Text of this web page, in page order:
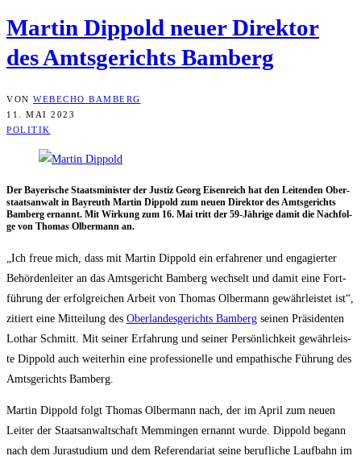
Mar­tin Dip­pold neu­er Direk­tor
des Amts­ge­richts Bamberg
VON WEBECHO BAMBERG
11. MAI 2023
POLITIK
Der Baye­ri­sche Staats­mi­nis­ter der Jus­tiz Georg Eisen­reich hat den Lei­ten­den Ober­
staats­an­walt in Bay­reuth Mar­tin Dip­pold zum neu­en Direk­tor des Amts­ge­richts
Bam­berg ernannt. Mit Wir­kung zum 16. Mai tritt der 59-Jäh­ri­ge damit die Nach­fol­
ge von Tho­mas Olber­mann an.
„Ich freue mich, dass mit Mar­tin Dip­pold ein erfah­re­ner und enga­gier­ter
Behör­den­lei­ter an das Amts­ge­richt Bam­berg wech­selt und damit eine Fort­
füh­rung der erfolg­rei­chen Arbeit von Tho­mas Olber­mann gewähr­leis­tet ist“,
zitiert eine Mit­tei­lung des Ober­lan­des­ge­richts Bam­berg sei­nen Prä­si­den­ten
Lothar Schmitt. Mit sei­ner Erfah­rung und sei­ner Per­sön­lich­keit gewähr­leis­
te Dip­pold auch wei­ter­hin eine pro­fes­sio­nel­le und empa­thi­sche Füh­rung des
Amts­ge­richts Bamberg.
Mar­tin Dip­pold folgt Tho­mas Olber­mann nach, der im April zum neu­en
Lei­ter der Staats­an­walt­schaft Mem­min­gen ernannt wur­de. Dip­pold begann
nach dem Jura­stu­di­um und dem Refe­ren­da­ri­at sei­ne beruf­li­che Lauf­bahn im